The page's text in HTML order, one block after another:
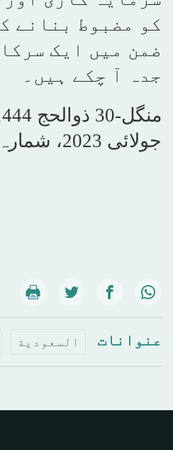
کو مضبوط بنانے
ضمن میں ایک
جدہ آ چکے ہیں۔
جولائی 2023، شمارہ نمبر
عنوانات السعودية